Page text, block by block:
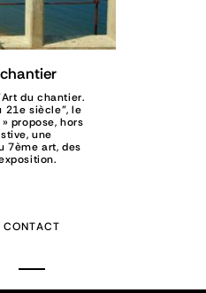
du chantier.
21e siècle", le
propose, hors
une
7ème art, des
CONTACT